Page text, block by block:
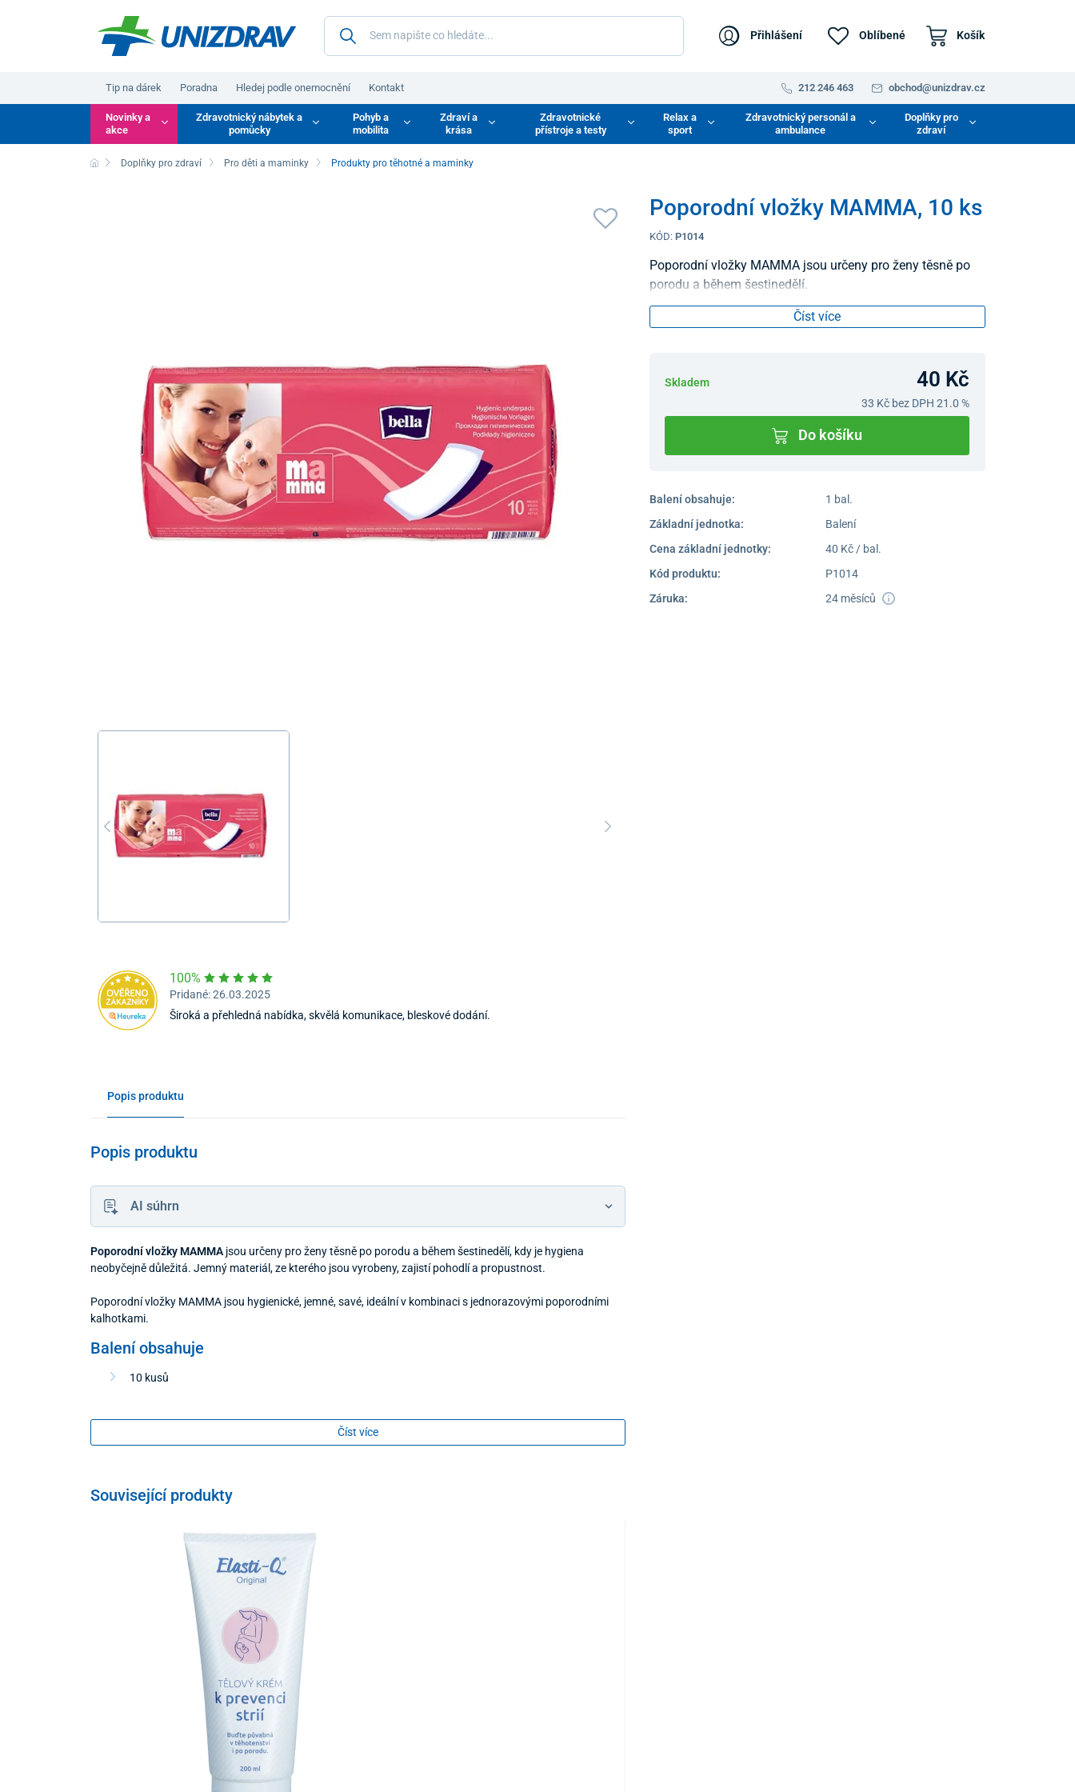
Přihlášení Oblíbené Košík
Tip na dárek Poradna Hledej podle onemocnění Kontakt 212 246 463 obchod@unizdrav.cz
Novinky a
akce
Zdravotnický nábytek a
pomůcky
Pohyb a
mobilita
Zdraví a
krása
Zdravotnické
přístroje a testy
Relax a
sport
Zdravotnický personál a
ambulance
Doplňky pro
zdraví
Doplňky pro zdraví Pro děti a maminky Produkty pro těhotné a maminky
Poporodní vložky MAMMA, 10 ks
KÓD: P1014
Poporodní vložky MAMMA jsou určeny pro ženy těsně po
porodu a během šestinedělí.
Číst více
Skladem 40 Kč
33 Kčbez DPH 21.0 %
Do košíku
Balení obsahuje:
1 bal.
Základní jednotka:
Balení
Cena základní jednotky:
40 Kč / bal.
Kód produktu:
P1014
Záruka:
24 měsíců
100%
Pridané: 26.03.2025
Široká a přehledná nabídka, skvělá komunikace, bleskové dodání.
Popis produktu
Popis produktu
AI súhrn
Poporodní vložky MAMMA jsou určeny pro ženy těsně po porodu a během šestinedělí, kdy je hygiena
neobyčejně důležitá. Jemný materiál, ze kterého jsou vyrobeny, zajistí pohodlí a propustnost.
Poporodní vložky MAMMA jsou hygienické, jemné, savé, ideální v kombinaci s jednorazovými poporodními
kalhotkami.
Balení obsahuje
10 kusů
Číst více
Související produkty